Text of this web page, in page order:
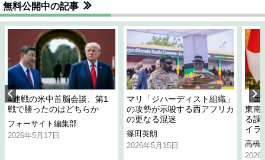
無料公開中の記事
4連戦の米中首脳会談、第1
戦で勝ったのはどちらか
フォーサイト編集部
2026年5月17日
マリ「ジハーディスト組織」
の攻勢が示唆する西アフリカ
の更なる混迷
篠田英朗
2026年5月15日
「
東南
る課
イラ
高橋
2026